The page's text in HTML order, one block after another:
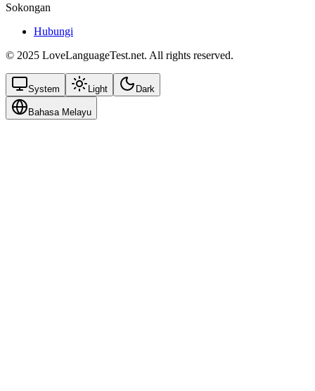
Sokongan
Hubungi
© 2025 LoveLanguageTest.net. All rights reserved.
System Light Dark
Bahasa Melayu